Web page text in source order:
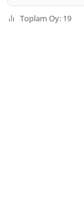
Toplam Oy: 19